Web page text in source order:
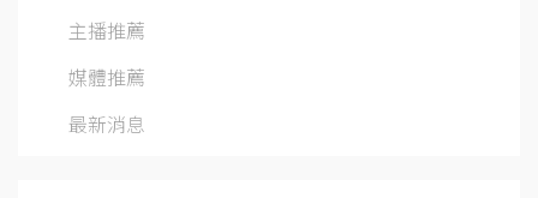
主播推薦
媒體推薦
最新消息